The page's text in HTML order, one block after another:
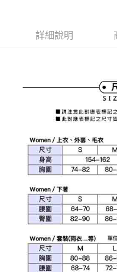
成交易。
【繳款方式說明】
1.分期款項不併入電信帳單，「
2.透過簡訊連結打開帳單後，可
【注意事項】
1.本服務係由「台灣大哥大股份
用戶於交易時，得透過本服務
買賣價金債權讓與本公司後，依
2.基於同意付款使用「大哥付你
資料（包含姓名、電話或地址
由本公司與您本人進行分期帳單
【關於「AFTEE先享後付」】
AFTEE先享後付是「在收到商
３．安心：先確認商品／服務後
１．於結帳方式選擇「AFTEE
２．訂單成立數日內，您將收到
３．收到繳費通知簡訊後14天
ATM／網路銀行／等多元方式
※ 請注意：結帳手續完成當下
後付繳納相關費用。
※ 交易是否成功請以「AFTEE
是否繳費成功／繳費後需取消
客戶支援中心」https://
【注意事項】
１．透過由恩沛科技股份有限
易，需依本服務之必要範圍內
ATM付款
全家取貨付款
免運費
萊爾富取貨付款
付款後萊爾富取貨
7-11取貨付款
免運費
詳細說明